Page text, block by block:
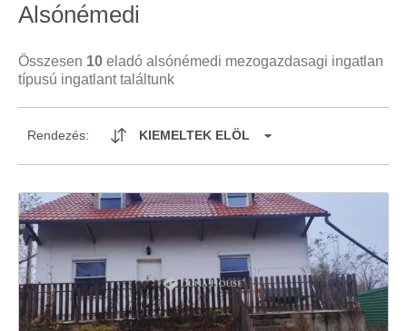
Alsónémedi
Összesen 10 eladó alsónémedi mezogazdasagi ingatlan
típusú ingatlant találtunk
Rendezés: KIEMELTEK ELÖL